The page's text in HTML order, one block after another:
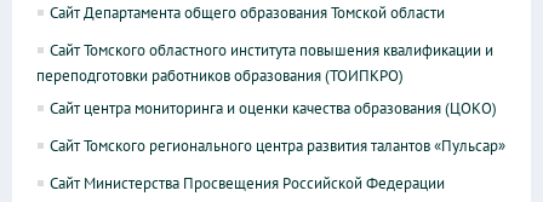
Сайт Департамента общего образования Томской области
Сайт Томского областного института повышения квалификации и
переподготовки работников образования (ТОИПКРО)
Сайт центра мониторинга и оценки качества образования (ЦОКО)
Сайт Томского регионального центра развития талантов «Пульсар»
Сайт Министерства Просвещения Российской Федерации